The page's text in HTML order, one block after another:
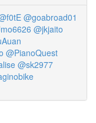
@goabroad01
@jkjaito
@PianoQuest
@sk2977